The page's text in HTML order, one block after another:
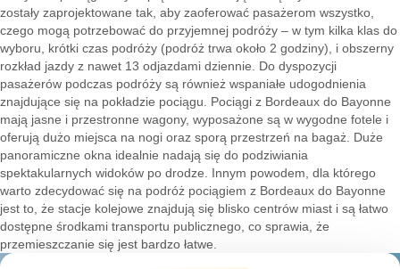
zostały zaprojektowane tak, aby zaoferować pasażerom wszystko,
czego mogą potrzebować do przyjemnej podróży – w tym kilka klas do
wyboru, krótki czas podróży (podróż trwa około 2 godziny), i obszerny
rozkład jazdy z nawet 13 odjazdami dziennie. Do dyspozycji
pasażerów podczas podróży są również wspaniałe udogodnienia
znajdujące się na pokładzie pociągu. Pociągi z Bordeaux do Bayonne
mają jasne i przestronne wagony, wyposażone są w wygodne fotele i
oferują dużo miejsca na nogi oraz sporą przestrzeń na bagaż. Duże
panoramiczne okna idealnie nadają się do podziwiania
spektakularnych widoków po drodze. Innym powodem, dla którego
warto zdecydować się na podróż pociągiem z Bordeaux do Bayonne
jest to, że stacje kolejowe znajdują się blisko centrów miast i są łatwo
dostępne środkami transportu publicznego, co sprawia, że
przemieszczanie się jest bardzo łatwe.